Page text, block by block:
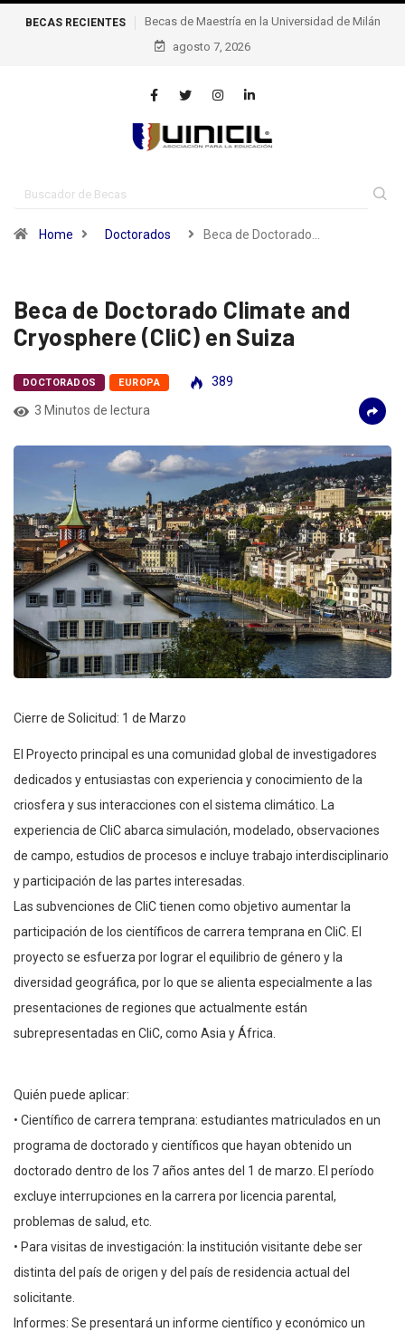
BECAS RECIENTES
Maestría en la Universidad de Milán
Becas de excelencia de la escuela
Politécnica Federal de Lausana – epfl,
agosto 7, 2026
Home Doctorados Beca de Doctorado…
Beca de Doctorado Climate and
Cryosphere (CliC) en Suiza
DOCTORADOS EUROPA
389
3 Minutos de lectura
Cierre de Solicitud: 1 de Marzo
El Proyecto principal es una comunidad global de investigadores
dedicados y entusiastas con experiencia y conocimiento de la
criosfera y sus interacciones con el sistema climático. La
experiencia de CliC abarca simulación, modelado, observaciones
de campo, estudios de procesos e incluye trabajo interdisciplinario
y participación de las partes interesadas.
Las subvenciones de CliC tienen como objetivo aumentar la
participación de los científicos de carrera temprana en CliC. El
proyecto se esfuerza por lograr el equilibrio de género y la
diversidad geográfica, por lo que se alienta especialmente a las
presentaciones de regiones que actualmente están
subrepresentadas en CliC, como Asia y África.
Quién puede aplicar:
• Científico de carrera temprana: estudiantes matriculados en un
programa de doctorado y científicos que hayan obtenido un
doctorado dentro de los 7 años antes del 1 de marzo. El período
excluye interrupciones en la carrera por licencia parental,
problemas de salud, etc.
• Para visitas de investigación: la institución visitante debe ser
distinta del país de origen y del país de residencia actual del
solicitante.
Informes: Se presentará un informe científico y económico un